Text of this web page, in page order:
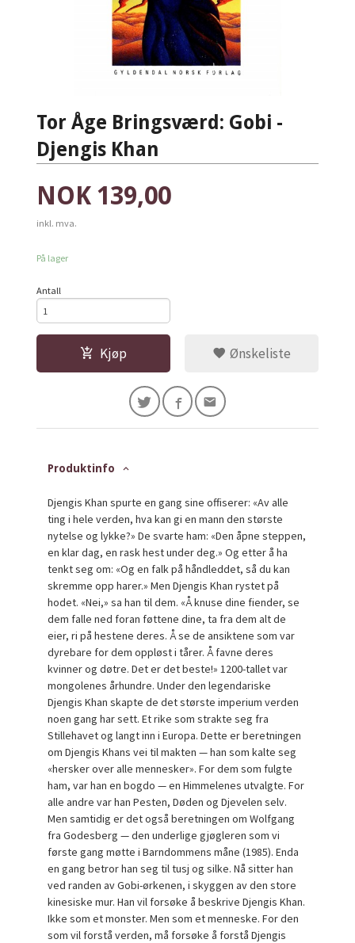
Tor Åge Bringsværd: Gobi -
Djengis Khan
Pris
NOK 139,00
inkl. mva.
På lager
Antall
Kjøp Ønskeliste
Produktinfo
Djengis Khan spurte en gang sine offiserer: «Av alle
ting i hele verden, hva kan gi en mann den største
nytelse og lykke?» De svarte ham: «Den åpne steppen,
en klar dag, en rask hest under deg.» Og etter å ha
tenkt seg om: «Og en falk på håndleddet, så du kan
skremme opp harer.» Men Djengis Khan rystet på
hodet. «Nei,» sa han til dem. «Å knuse dine fiender, se
dem falle ned foran føttene dine, ta fra dem alt de
eier, ri på hestene deres. Å se de ansiktene som var
dyrebare for dem oppløst i tårer. Å favne deres
kvinner og døtre. Det er det beste!» 1200-tallet var
mongolenes århundre. Under den legendariske
Djengis Khan skapte de det største imperium verden
noen gang har sett. Et rike som strakte seg fra
Stillehavet og langt inn i Europa. Dette er beretningen
om Djengis Khans vei til makten — han som kalte seg
«hersker over alle mennesker». For dem som fulgte
ham, var han en bogdo — en Himmelenes utvalgte. For
alle andre var han Pesten, Døden og Djevelen selv.
Men samtidig er det også beretningen om Wolfgang
fra Godesberg — den underlige gjøgleren som vi
første gang møtte i Barndommens måne (1985). Enda
en gang betror han seg til tusj og silke. Nå sitter han
ved randen av Gobi-ørkenen, i skyggen av den store
kinesiske mur. Han vil forsøke å beskrive Djengis Khan.
Ikke som et monster. Men som et menneske. For den
som vil forstå verden, må forsøke å forstå Djengis